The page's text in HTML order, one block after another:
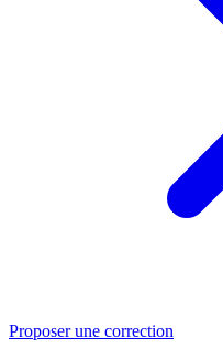
Proposer une correction